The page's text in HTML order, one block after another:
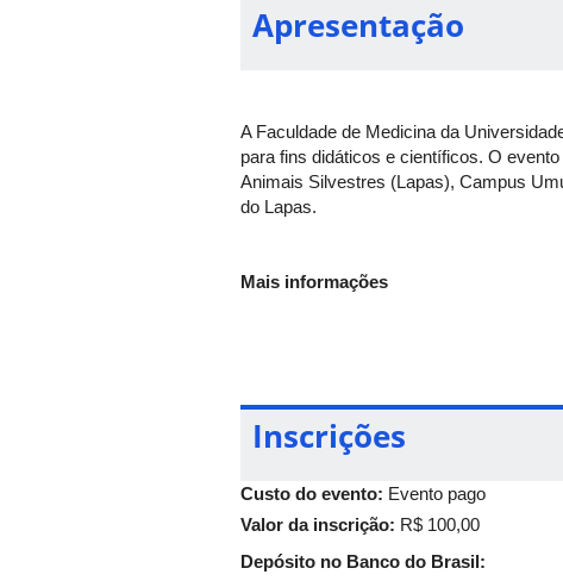
Apresentação
A Faculdade de Medicina da
para fins didáticos e científicos. O
Animais Silvestres (Lapas), Campus
do Lapas.
Mais informações
Inscrições
Custo do evento: Evento pago
Valor da inscrição: R$ 100,00
Depósito no Banco do Brasil: